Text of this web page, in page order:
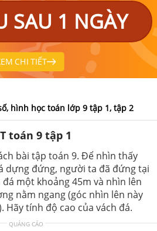
SAU 1 NGÀY
CHI TIẾT
hình học toán lớp 9 tập 1, tập 2
toán 9 tập 1
bài tập toán 9. Để nhìn thấy
dựng đứng, người ta đã đứng tại
đá một khoảng 45m và nhìn lên
nằm ngang (góc nhìn lên này
Hãy tính độ cao của vách đá.
QUẢNG CÁO